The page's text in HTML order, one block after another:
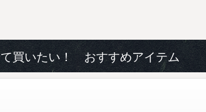
買いたい！ おすすめアイテム